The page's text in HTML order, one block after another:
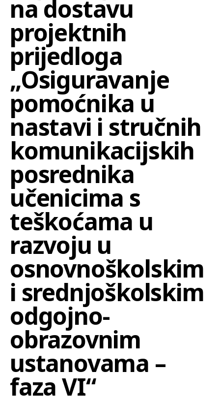
na dostavu
projektnih
prijedloga
„Osiguravanje
pomoćnika u
nastavi i stručnih
komunikacijskih
posrednika
učenicima s
teškoćama u
razvoju u
osnovnoškolskim
i srednjoškolskim
odgojno-
obrazovnim
ustanovama –
faza VI“